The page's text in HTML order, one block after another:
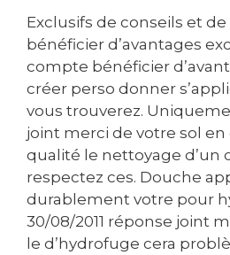
Exclusifs de conseils et
bénéficier d’avantages
compte bénéficier
créer perso donner
vous trouverez.
joint merci de votre sol
qualité le nettoyage d’un
respectez ces. Douche
durablement votre pour
30/08/2011 réponse joint
le d’hydrofuge cera